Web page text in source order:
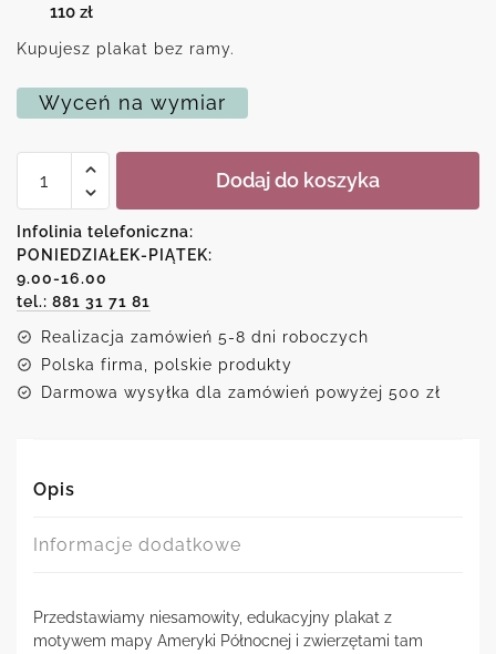
110 zł
Kupujesz plakat bez ramy.
Wyceń na wymiar
Plakat
Północna
Dodaj do koszyka
Infolinia telefoniczna:
PONIEDZIAŁEK-PIĄTEK:
9.00-16.00
tel.: 881 31 71 81
Realizacja zamówień 5-8 dni roboczych
Polska firma, polskie produkty
Darmowa wysyłka dla zamówień powyżej 500 zł
Opis
Informacje dodatkowe
Przedstawiamy niesamowity, edukacyjny plakat z
motywem mapy Ameryki Północnej i zwierzętami tam